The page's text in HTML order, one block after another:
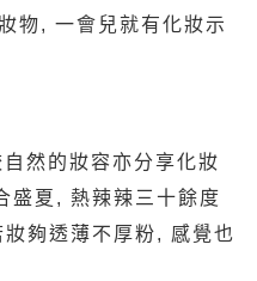
物, 一會兒就有化妝示
然的妝容亦分享化妝
盛夏, 熱辣辣三十餘度
夠透薄不厚粉, 感覺也